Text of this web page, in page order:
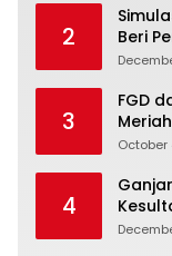
2
Beri
3
FGD
October
4